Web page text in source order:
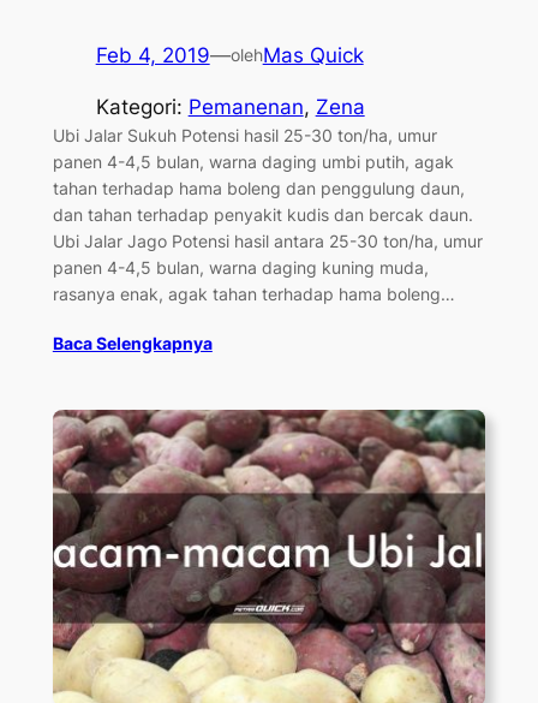
Feb 4, 2019—olehMas Quick
Kategori: Pemanenan, Zena
Ubi Jalar Sukuh Potensi hasil 25-30 ton/ha, umur
panen 4-4,5 bulan, warna daging umbi putih, agak
tahan terhadap hama boleng dan penggulung daun,
dan tahan terhadap penyakit kudis dan bercak daun.
Ubi Jalar Jago Potensi hasil antara 25-30 ton/ha, umur
panen 4-4,5 bulan, warna daging kuning muda,
rasanya enak, agak tahan terhadap hama boleng…
Baca Selengkapnya